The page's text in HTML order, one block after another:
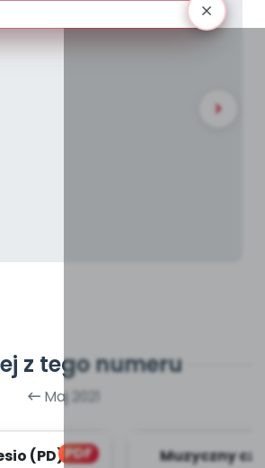
z tego numeru
Maj 2021
PDF
(PD)
Muzyczny